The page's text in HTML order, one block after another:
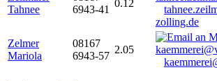
Tahnee
6943-41
0.12
zolling.de
Zelmer
Mariola
08167
6943-57
2.05